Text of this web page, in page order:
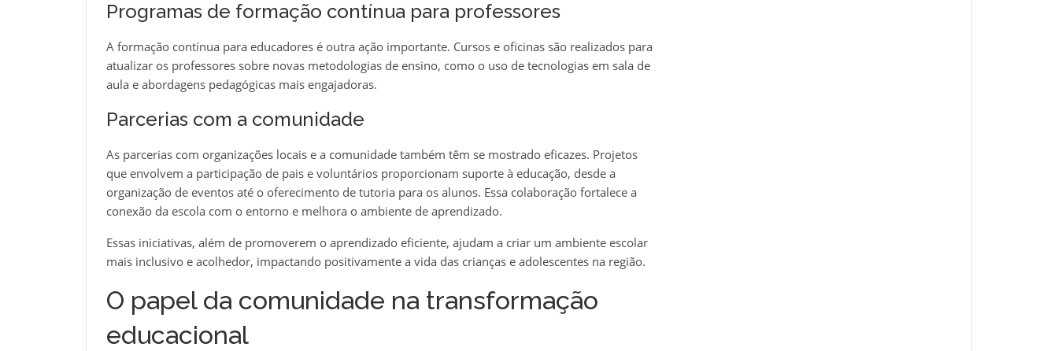
Programas de formação contínua para professores
A formação contínua para educadores é outra ação importante. Cursos e oficinas são realizados para
atualizar os professores sobre novas metodologias de ensino, como o uso de tecnologias em sala de
aula e abordagens pedagógicas mais engajadoras.
Parcerias com a comunidade
As parcerias com organizações locais e a comunidade também têm se mostrado eficazes. Projetos
que envolvem a participação de pais e voluntários proporcionam suporte à educação, desde a
organização de eventos até o oferecimento de tutoria para os alunos. Essa colaboração fortalece a
conexão da escola com o entorno e melhora o ambiente de aprendizado.
Essas iniciativas, além de promoverem o aprendizado eficiente, ajudam a criar um ambiente escolar
mais inclusivo e acolhedor, impactando positivamente a vida das crianças e adolescentes na região.
O papel da comunidade na transformação
educacional